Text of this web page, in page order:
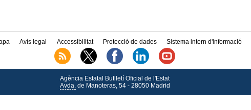
Avís legal Accessibilitat Protecció de dades Sistema intern d'informació
Agència Estatal Butlletí Oficial de l'Estat
Avda.de Manoteras, 54 - 28050 Madrid